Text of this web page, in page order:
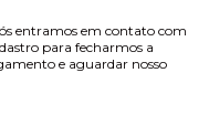
entramos em contato com
para fecharmos a
e aguardar nosso